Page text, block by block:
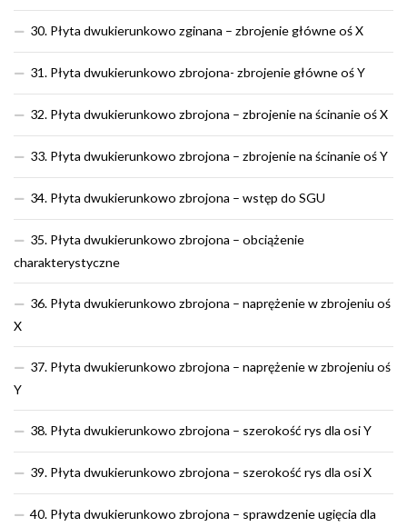
30. Płyta dwukierunkowo zginana – zbrojenie główne oś X
31. Płyta dwukierunkowo zbrojona- zbrojenie główne oś Y
32. Płyta dwukierunkowo zbrojona – zbrojenie na ścinanie oś X
33. Płyta dwukierunkowo zbrojona – zbrojenie na ścinanie oś Y
34. Płyta dwukierunkowo zbrojona – wstęp do SGU
35. Płyta dwukierunkowo zbrojona – obciążenie
charakterystyczne
36. Płyta dwukierunkowo zbrojona – naprężenie w zbrojeniu oś
X
37. Płyta dwukierunkowo zbrojona – naprężenie w zbrojeniu oś
Y
38. Płyta dwukierunkowo zbrojona – szerokość rys dla osi Y
39. Płyta dwukierunkowo zbrojona – szerokość rys dla osi X
40. Płyta dwukierunkowo zbrojona – sprawdzenie ugięcia dla